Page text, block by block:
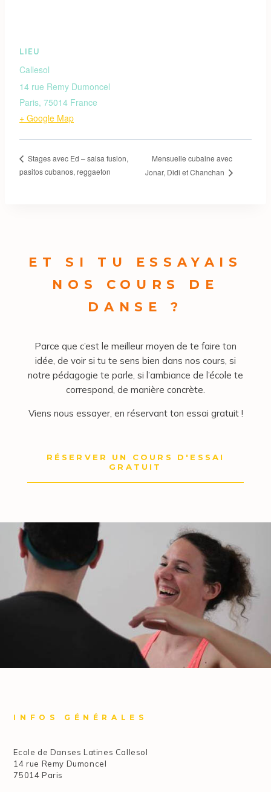
LIEU
Callesol
14 rue Remy Dumoncel
Paris, 75014 France
+ Google Map
Stages avec Ed – salsa fusion,
pasitos cubanos, reggaeton
Mensuelle cubaine avec
Jonar, Didi et Chanchan
ET SI TU ESSAYAIS
NOS COURS DE
DANSE ?
Parce que c’est le meilleur moyen de te faire ton
idée, de voir si tu te sens bien dans nos cours, si
notre pédagogie te parle, si l’ambiance de l’école te
correspond, de manière concrète.
Viens nous essayer, en réservant ton essai gratuit !
RÉSERVER UN COURS D'ESSAI
GRATUIT
INFOS GÉNÉRALES
Ecole de Danses Latines Callesol
14 rue Remy Dumoncel
75014 Paris